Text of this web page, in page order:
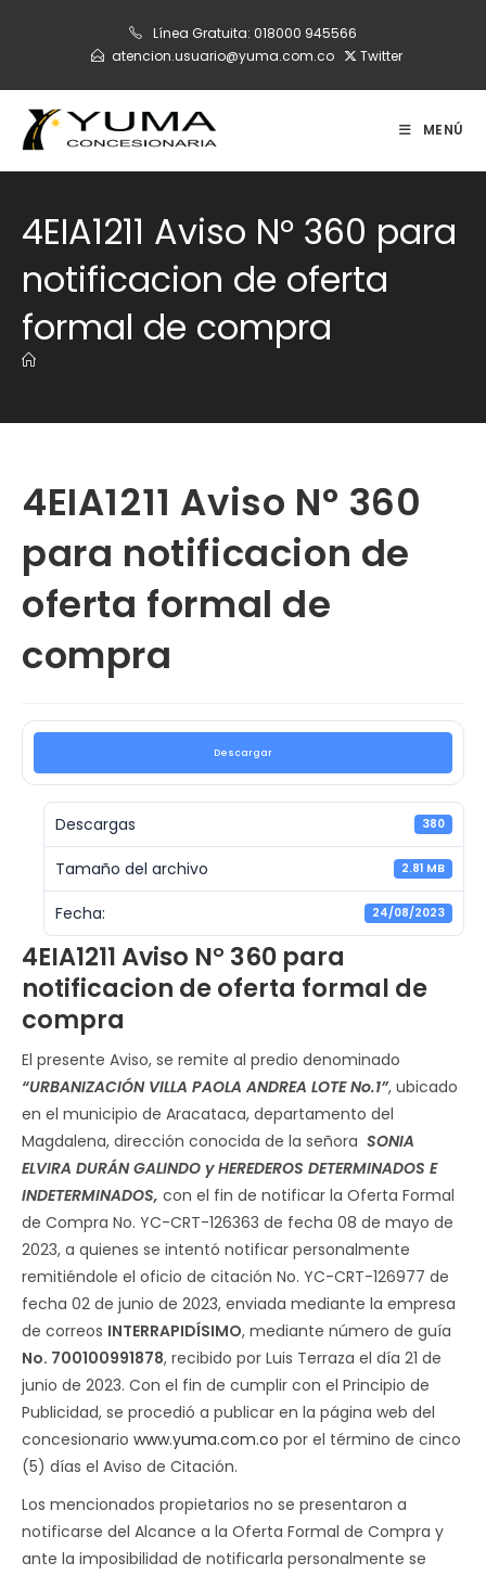
Línea Gratuita: 018000 945566
atencion.usuario@yuma.com.co
Twitter
MENÚ
4EIA1211 Aviso N° 360 para
notificacion de oferta
formal de compra
4EIA1211 Aviso N° 360
para notificacion de
oferta formal de
compra
Descargar
Descargas 380
Tamaño del archivo 2.81 MB
Fecha: 24/08/2023
4EIA1211 Aviso N° 360 para
notificacion de oferta formal de
compra
El presente Aviso, se remite al predio denominado
“URBANIZACIÓN VILLA PAOLA ANDREA LOTE No.1”, ubicado
en el municipio de Aracataca, departamento del
Magdalena, dirección conocida de la señora SONIA
ELVIRA DURÁN GALINDO y HEREDEROS DETERMINADOS E
INDETERMINADOS, con el fin de notificar la Oferta Formal
de Compra No. YC-CRT-126363 de fecha 08 de mayo de
2023, a quienes se intentó notificar personalmente
remitiéndole el oficio de citación No. YC-CRT-126977 de
fecha 02 de junio de 2023, enviada mediante la empresa
de correos INTERRAPIDÍSIMO, mediante número de guía
No. 700100991878, recibido por Luis Terraza el día 21 de
junio de 2023. Con el fin de cumplir con el Principio de
Publicidad, se procedió a publicar en la página web del
concesionario www.yuma.com.co por el término de cinco
(5) días el Aviso de Citación.
Los mencionados propietarios no se presentaron a
notificarse del Alcance a la Oferta Formal de Compra y
ante la imposibilidad de notificarla personalmente se